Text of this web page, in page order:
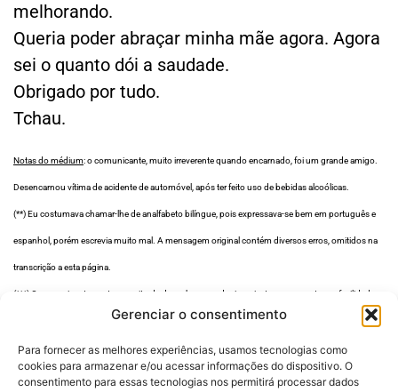
Gerenciar o consentimento
Para fornecer as melhores experiências, usamos tecnologias como
cookies para armazenar e/ou acessar informações do dispositivo. O
consentimento para essas tecnologias nos permitirá processar dados
melhorando.
Queria poder abraçar minha mãe agora. Agora
sei o quanto dói a saudade.
Obrigado por tudo.
Tchau.
Notas do médium: o comunicante, muito irreverente quando encarnado, foi um grande amigo.
Desencarnou vítima de acidente de automóvel, após ter feito uso de bebidas alcoólicas.
(**) Eu costumava chamar-lhe de analfabeto bilíngue, pois expressava-se bem em português e
espanhol, porém escrevia muito mal. A mensagem original contém diversos erros, omitidos na
transcrição a esta página.
(***) O comunicante gostava muito de desenhar e produzia caricaturas com extrema facilidade.